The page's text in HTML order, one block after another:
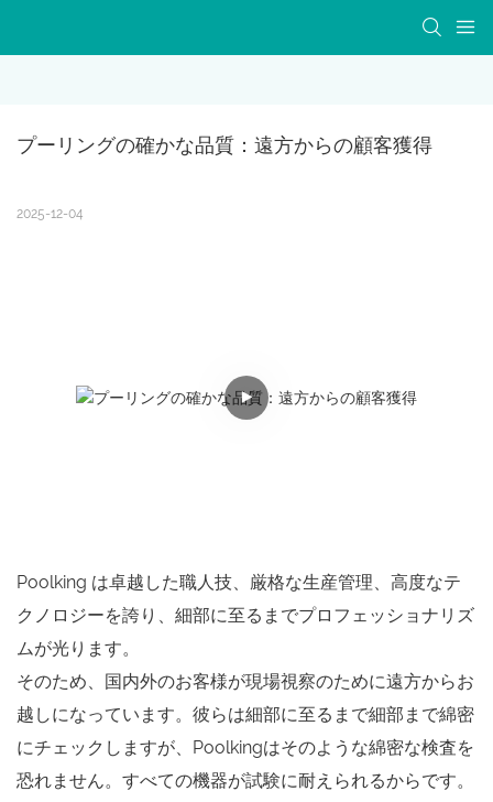
プーリングの確かな品質：遠方からの顧客獲得
2025-12-04
Poolking は卓越した職人技、厳格な生産管理、高度なテ
クノロジーを誇り、細部に至るまでプロフェッショナリズ
ムが光ります。
そのため、国内外のお客様が現場視察のために遠方からお
越しになっています。彼らは細部に至るまで細部まで綿密
にチェックしますが、Poolkingはそのような綿密な検査を
恐れません。すべての機器が試験に耐えられるからです。